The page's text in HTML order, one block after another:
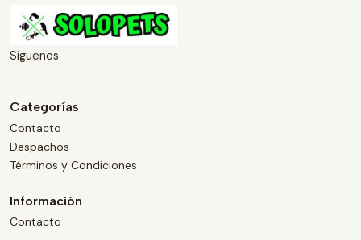
Síguenos
Categorías
Contacto
Despachos
Términos y Condiciones
Información
Contacto